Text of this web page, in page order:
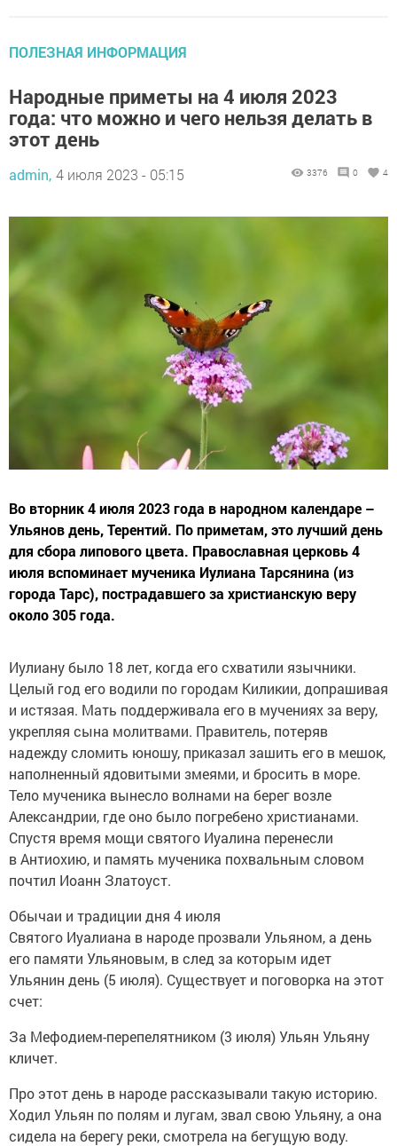
ПОЛЕЗНАЯ ИНФОРМАЦИЯ
Народные приметы на 4 июля 2023
года: что можно и чего нельзя делать в
этот день
admin, 4 июля 2023 - 05:15 3376 0 4
Во вторник 4 июля 2023 года в народном календаре –
Ульянов день, Терентий. По приметам, это лучший день
для сбора липового цвета. Православная церковь 4
июля вспоминает мученика Иулиана Тарсянина (из
города Тарс), пострадавшего за христианскую веру
около 305 года.
Иулиану было 18 лет, когда его схватили язычники.
Целый год его водили по городам Киликии, допрашивая
и истязая. Мать поддерживала его в мучениях за веру,
укрепляя сына молитвами. Правитель, потеряв
надежду сломить юношу, приказал зашить его в мешок,
наполненный ядовитыми змеями, и бросить в море.
Тело мученика вынесло волнами на берег возле
Александрии, где оно было погребено христианами.
Спустя время мощи святого Иуалина перенесли
в Антиохию, и память мученика похвальным словом
почтил Иоанн Златоуст.
Обычаи и традиции дня 4 июля
Святого Иуалиана в народе прозвали Ульяном, а день
его памяти Ульяновым, в след за которым идет
Ульянин день (5 июля). Существует и поговорка на этот
счет:
За Мефодием-перепелятником (3 июля) Ульян Ульяну
кличет.
Про этот день в народе рассказывали такую историю.
Ходил Ульян по полям и лугам, звал свою Ульяну, а она
сидела на берегу реки, смотрела на бегущую воду.